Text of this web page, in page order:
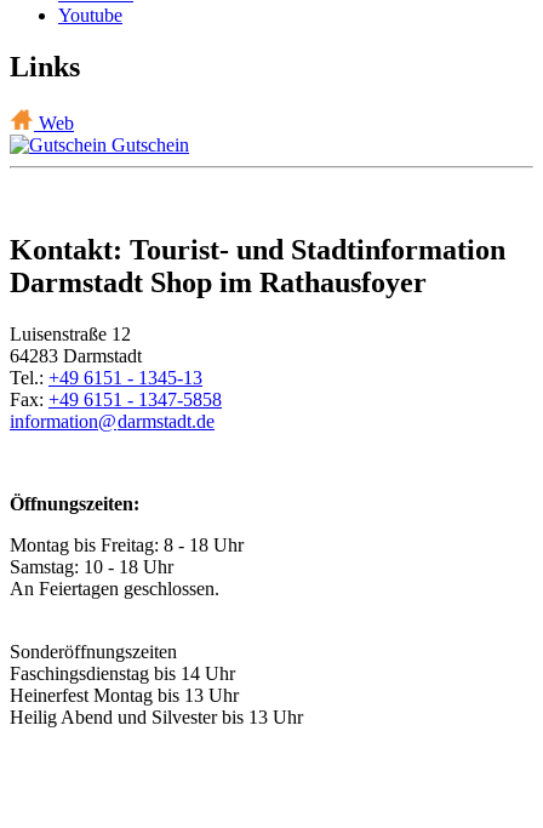
Youtube
Links
Web
Gutschein
Kontakt: Tourist- und Stadtinformation
Darmstadt Shop im Rathausfoyer
Luisenstraße 12
64283 Darmstadt
Tel.: +49 6151 - 1345-13
Fax: +49 6151 - 1347-5858
information@darmstadt.de
Öffnungszeiten:
Montag bis Freitag: 8 - 18 Uhr
Samstag: 10 - 18 Uhr
An Feiertagen geschlossen.
Sonderöffnungszeiten
Faschingsdienstag bis 14 Uhr
Heinerfest Montag bis 13 Uhr
Heilig Abend und Silvester bis 13 Uhr